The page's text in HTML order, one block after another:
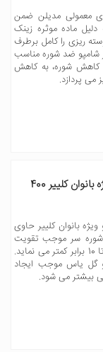
معمولی مدیلن ضمن
دلیل ماده موثره زینک
ریزی را کامل برطرف
شامپو ضد شوره مناسب
کاهش شوره، به کاهش
می پردازد.
شامپو ضد شوره ضد ریزش ویژه بانوان کلییر 400
بانوان کلییر حاوی
شوره سر موجب تقویت
موها نیز می شود و ریزش مو را تا 10 برابر کمتر می نماید.
گل یاس موجب ایجاد
بیشتر می شود.